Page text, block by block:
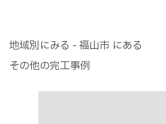
地域別にみる - 福山市 にある
その他の完工事例